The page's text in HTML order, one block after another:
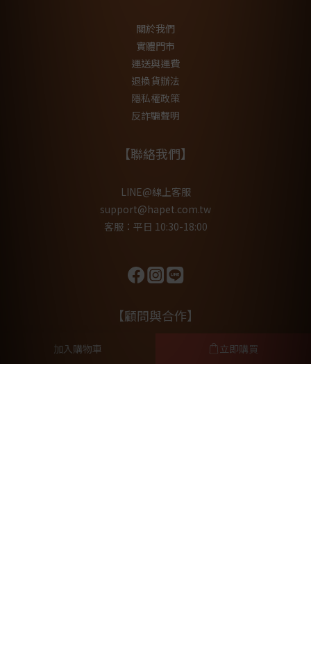
加入購物車 立即購買
關於我們
實體門市
運送與運費
退換貨辦法
隱私權政策
反詐騙聲明
【聯絡我們】
LINE@線上客服
support@hapet.com.tw
客服：平日 10:30-18:00
【顧問與合作】